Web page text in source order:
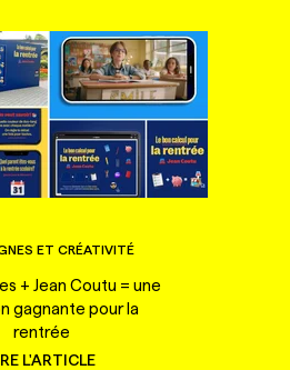
ET CRÉATIVITÉ
+ Jean Coutu = une
gagnante pour la
rentrée
L'ARTICLE